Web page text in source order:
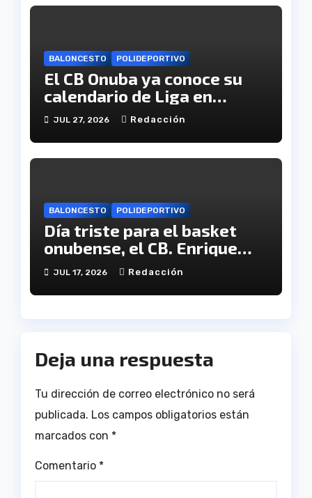
BALONCESTO POLIDEPORTIVO
El CB Onuba ya conoce su
calendario de Liga en
Tercera FEB
JUL 27, 2026 Redacción
BALONCESTO POLIDEPORTIVO
Día triste para el basket
onubense, el CB. Enrique
Benítez cesa en su
actividad como club
JUL 17, 2026 Redacción
Deja una respuesta
Tu dirección de correo electrónico no será
publicada. Los campos obligatorios están
marcados con *
Comentario *